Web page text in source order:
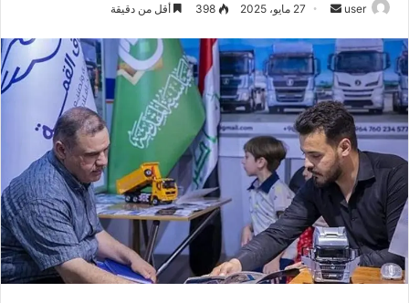
user
أرسل
إلكترونيا
27 مايو، 2025 398 أقل من دقيقة